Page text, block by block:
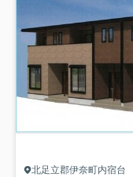
北足立郡伊奈町内宿台